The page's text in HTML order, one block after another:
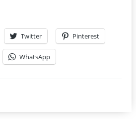
Twitter Pinterest
WhatsApp